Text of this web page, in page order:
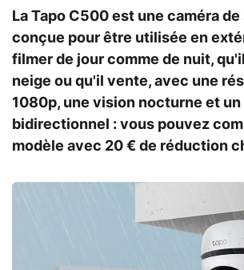
La Tapo C500 est une caméra
conçue pour être utilisée en
filmer de jour comme de nuit,
neige ou qu'il vente, avec une
1080p, une vision nocturne et
bidirectionnel : vous pouvez
modèle avec 20 € de réduction